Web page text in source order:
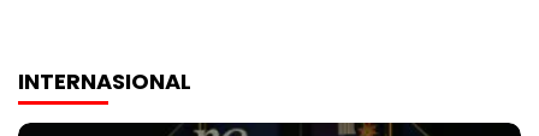
INTERNASIONAL